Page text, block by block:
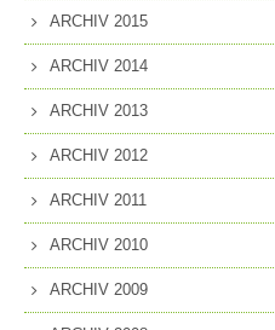
ARCHIV 2015
ARCHIV 2014
ARCHIV 2013
ARCHIV 2012
ARCHIV 2011
ARCHIV 2010
ARCHIV 2009